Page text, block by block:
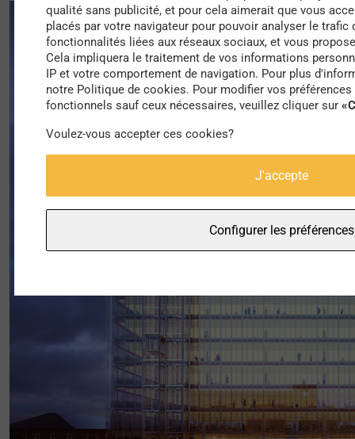
qualité sans publicité, et pour cela aimerait que vous
placés par votre navigateur pour pouvoir analyser le trafic
fonctionnalités liées aux réseaux sociaux, et vous
Cela impliquera le traitement de vos informations
IP et votre comportement de navigation. Pour plus
notre Politique de cookies. Pour modifier vos
fonctionnels sauf ceux nécessaires, veuillez cliquer sur
Voulez-vous accepter ces cookies?
J'accepte
Configurer les préférences